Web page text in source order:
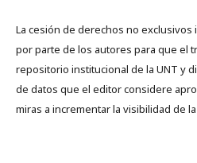
La cesión de derechos no exclusivos
por parte de los autores para que el
repositorio institucional de la UNT y
de datos que el editor considere
miras a incrementar la visibilidad de